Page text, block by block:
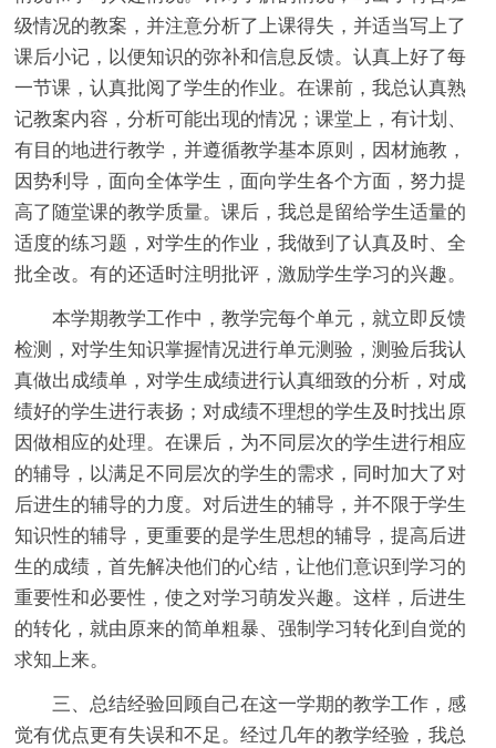
级情况的教案，并注意分析了上课得失，并适当写上了
课后小记，以便知识的弥补和信息反馈。认真上好了每
一节课，认真批阅了学生的作业。在课前，我总认真熟
记教案内容，分析可能出现的情况；课堂上，有计划、
有目的地进行教学，并遵循教学基本原则，因材施教，
因势利导，面向全体学生，面向学生各个方面，努力提
高了随堂课的教学质量。课后，我总是留给学生适量的
适度的练习题，对学生的作业，我做到了认真及时、全
批全改。有的还适时注明批评，激励学生学习的兴趣。
本学期教学工作中，教学完每个单元，就立即反馈
检测，对学生知识掌握情况进行单元测验，测验后我认
真做出成绩单，对学生成绩进行认真细致的分析，对成
绩好的学生进行表扬；对成绩不理想的学生及时找出原
因做相应的处理。在课后，为不同层次的学生进行相应
的辅导，以满足不同层次的学生的需求，同时加大了对
后进生的辅导的力度。对后进生的辅导，并不限于学生
知识性的辅导，更重要的是学生思想的辅导，提高后进
生的成绩，首先解决他们的心结，让他们意识到学习的
重要性和必要性，使之对学习萌发兴趣。这样，后进生
的转化，就由原来的简单粗暴、强制学习转化到自觉的
求知上来。
三、总结经验回顾自己在这一学期的教学工作，感
觉有优点更有失误和不足。经过几年的教学经验，我总